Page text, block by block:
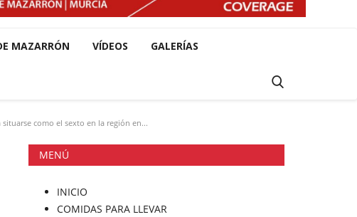
MAZARRÓN VÍDEOS GALERÍAS
como el sexto en la región en...
MENÚ
INICIO
COMIDAS PARA LLEVAR